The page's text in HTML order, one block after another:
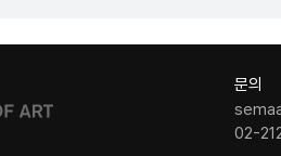
문의
02-